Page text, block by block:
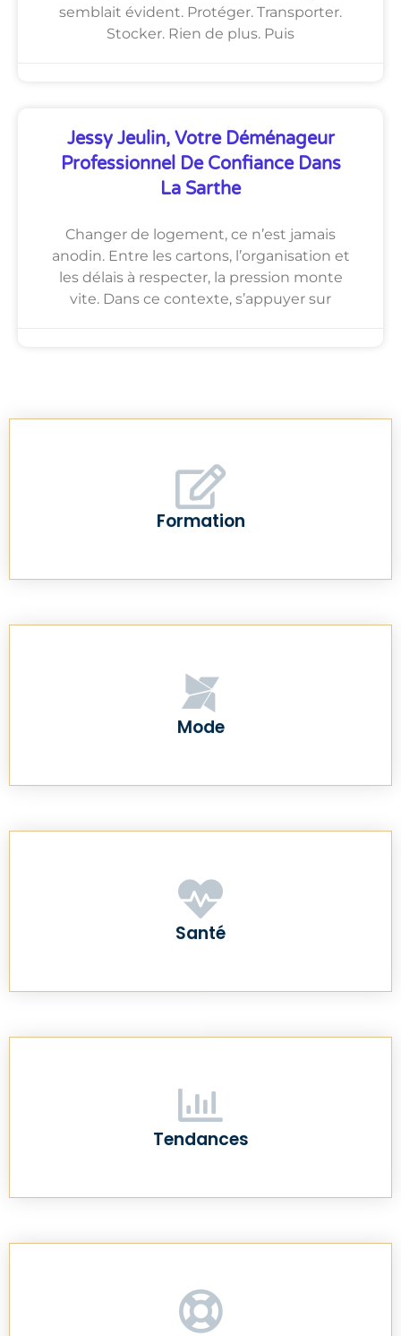
semblait évident. Protéger. Transporter.
Stocker. Rien de plus. Puis
Jessy Jeulin, Votre Déménageur
Professionnel De Confiance Dans
La Sarthe
Changer de logement, ce n’est jamais
anodin. Entre les cartons, l’organisation et
les délais à respecter, la pression monte
vite. Dans ce contexte, s’appuyer sur
Formation
Mode
Santé
Tendances